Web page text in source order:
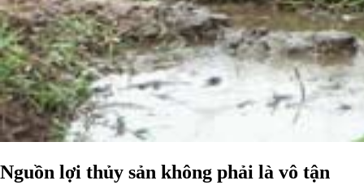
Nguồn lợi thủy sản không phải là vô tận